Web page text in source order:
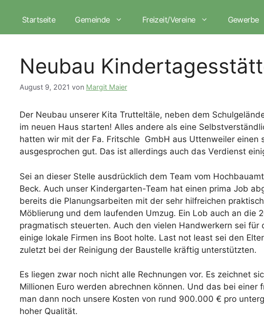
Startseite Gemeinde Freizeit/Vereine Gewerbe
Neubau
August 9, 2021 von Margit Maier
Der Neubau unserer Kita Trutteltäle, neben dem
im neuen Haus starten! Alles andere als eine
hatten wir mit der Fa. Fritschle GmbH aus Uttenweiler einen
ausgesprochen gut. Das ist allerdings auch das Verdienst
Sei an dieser Stelle ausdrücklich dem Team vom
Beck. Auch unser Kindergarten-Team hat einen prima Job
bereits die Planungsarbeiten mit der sehr hilfreichen
Möblierung und dem laufenden Umzug. Ein Lob auch an
pragmatisch steuerten. Auch den vielen Handwerkern sei
einige lokale Firmen ins Boot holte. Last not least sei den
zuletzt bei der Reinigung der Baustelle kräftig unterstützten.
Es liegen zwar noch nicht alle Rechnungen vor. Es zeichnet
Millionen Euro werden abrechnen können. Und das bei
man dann noch unsere Kosten von rund 900.000 € pro
hoher Qualität.